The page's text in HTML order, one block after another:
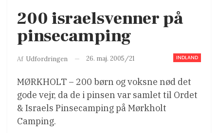
200 israelsvenner på
pinsecamping
INDLAND
Af Udfordringen 26. maj. 2005/21
MØRKHOLT – 200 børn og voksne nød det
gode vejr, da de i pinsen var samlet til Ordet
& Israels Pinsecamping på Mørkholt
Camping.